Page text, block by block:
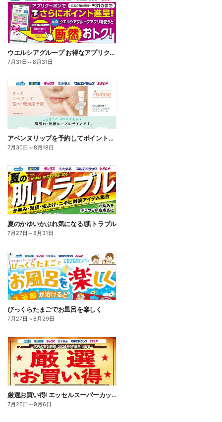
ウエルシアグループ お得なアプリクーポン
7月31日 ～8月31日
アベンヌリップを予約してポイントゲット!
7月30日 ～8月18日
夏のかゆいかぶれ気になる!肌トラブル
7月27日 ～8月31日
びっくらたまごでお風呂を楽しく
7月27日 ～8月29日
厳選お買い得! エッセルスーパーカップ
7月26日 ～9月6日